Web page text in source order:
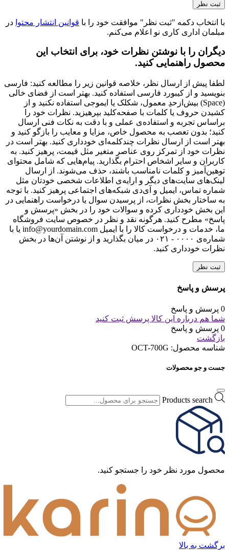
با انتخاب دکمه "ثبت نظر" موافقت خود را با قوانین انتشار محتوا در
مبلمان اداری کاری نو اعلام می‌کنم.
دیگران را با نوشتن نظرات خود، برای انتخاب این
محصول راهنمایی کنید.
لطفا پیش از ارسال نظر، خلاصه قوانین زیر را مطالعه کنید: فارسی
بنویسید و از کیبورد فارسی استفاده کنید. بهتر است از فضای خالی
(Space) بیش‌از‌حدِ معمول، شکلک یا ایموجی استفاده نکنید و از
کشیدن حروف یا کلمات با صفحه‌کلید بپرهیزید. نظرات خود را
براساس تجربه و استفاده‌ی عملی و با دقت به نکات فنی ارسال
کنید؛ بدون تعصب به محصول خاص، مزایا و معایب را بازگو کنید و
بهتر است از ارسال نظرات چندکلمه‌‌ای خودداری کنید. بهتر است در
نظرات خود از تمرکز روی عناصر متغیر مثل قیمت، پرهیز کنید. به
کاربران و سایر اشخاص احترام بگذارید. پیام‌هایی که شامل محتوای
توهین‌آمیز و کلمات نامناسب باشند، حذف می‌شوند. از ارسال
لینک‌های سایت‌های دیگر و ارایه‌ی اطلاعات شخصی خودتان مثل
شماره تماس، ایمیل و آی‌دی شبکه‌های اجتماعی پرهیز کنید. با توجه
به ساختار بخش نظرات، از پرسیدن سوال یا درخواست راهنمایی در
این بخش خودداری کرده و سوالات خود را در بخش «پرسش و
پاسخ» مطرح کنید. هرگونه نقد و نظر در خصوص سایت فروشگاه
ما، خدمات و درخواست کالا را با ایمیل info@yourdomain.com یا با
شماره‌ی ۰۰۰۰ - ۰۲۱ در میان بگذارید و از نوشتن آن‌ها در بخش
نظرات خودداری کنید.
ثبت نظر
پرسش و پاسخ
0 پرسش و پاسخ
شما هم درباره این کالا پرسش ثبت کنید
0 پرسش و پاسخ
بازگشت
شناسه محصول: OCT-700G
جست و جو محصولات
Products search
محصول مورد نظر خود را جستجو کنید.
برگشت به بالا